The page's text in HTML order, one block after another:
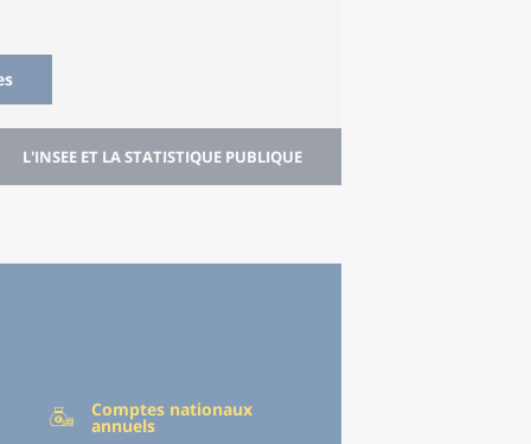
L'INSEE ET LA STATISTIQUE PUBLIQUE
Comptes nationaux
annuels